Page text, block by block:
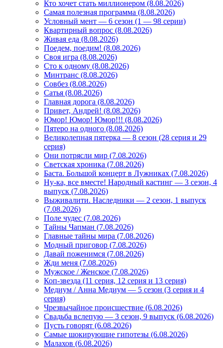
Кто хочет стать миллионером (8.08.2026)
Самая полезная программа (8.08.2026)
Условный мент — 6 сезон (1 — 98 серии)
Квартирный вопрос (8.08.2026)
Живая еда (8.08.2026)
Поедем, поедим! (8.08.2026)
Своя игра (8.08.2026)
Сто к одному (8.08.2026)
Минтранс (8.08.2026)
Совбез (8.08.2026)
Сатья (8.08.2026)
Главная дорога (8.08.2026)
Привет, Андрей! (8.08.2026)
Юмор! Юмор! Юмор!!! (8.08.2026)
Пятеро на одного (8.08.2026)
Великолепная пятерка — 8 сезон (28 серия и 29
серия)
Они потрясли мир (7.08.2026)
Светская хроника (7.08.2026)
Баста. Большой концерт в Лужниках (7.08.2026)
Ну-ка, все вместе! Народный кастинг — 3 сезон, 4
выпуск (7.08.2026)
Выживалити. Наследники — 2 сезон, 1 выпуск
(7.08.2026)
Поле чудес (7.08.2026)
Тайны Чапман (7.08.2026)
Главные тайны мира (7.08.2026)
Модный приговор (7.08.2026)
Давай поженимся (7.08.2026)
Жди меня (7.08.2026)
Мужское / Женское (7.08.2026)
Коп-звезда (11 серия, 12 серия и 13 серия)
Медиум / Анна Медиум — 5 сезон (3 серия и 4
серия)
Чрезвычайное происшествие (6.08.2026)
Свадьба вслепую — 3 сезон, 9 выпуск (6.08.2026)
Пусть говорят (6.08.2026)
Самые шокирующие гипотезы (6.08.2026)
Малахов (6.08.2026)